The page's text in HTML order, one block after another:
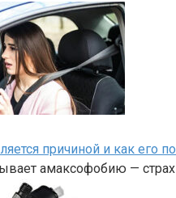
причиной и как его
амаксофобию — страх